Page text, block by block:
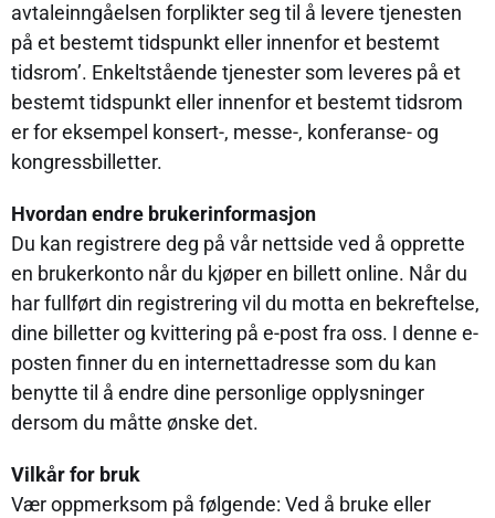
avtaleinngåelsen forplikter seg til å levere tjenesten
på et bestemt tidspunkt eller innenfor et bestemt
tidsrom’. Enkeltstående tjenester som leveres på et
bestemt tidspunkt eller innenfor et bestemt tidsrom
er for eksempel konsert-, messe-, konferanse- og
kongressbilletter.
Hvordan endre brukerinformasjon
Du kan registrere deg på vår nettside ved å opprette
en brukerkonto når du kjøper en billett online. Når du
har fullført din registrering vil du motta en bekreftelse,
dine billetter og kvittering på e-post fra oss. I denne e-
posten finner du en internettadresse som du kan
benytte til å endre dine personlige opplysninger
dersom du måtte ønske det.
Vilkår for bruk
Vær oppmerksom på følgende: Ved å bruke eller